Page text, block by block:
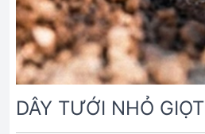
DÂY TƯỚI NHỎ GIỌT